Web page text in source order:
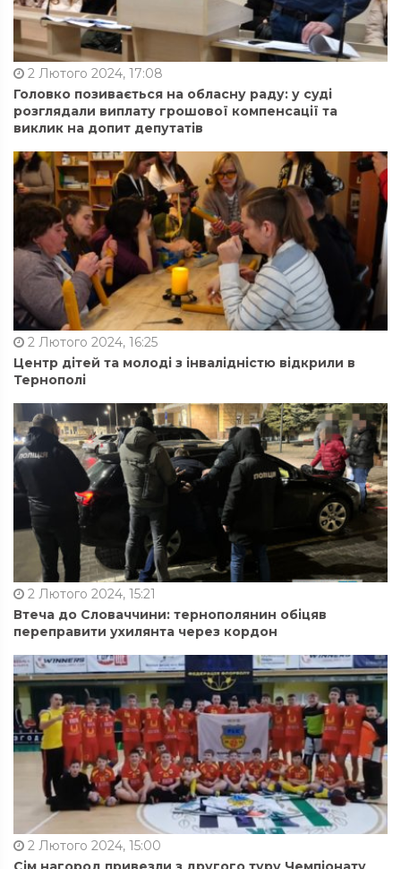
2 Лютого 2024, 17:08
Головко позивається на обласну раду: у суді
розглядали виплату грошової компенсації та
виклик на допит депутатів
2 Лютого 2024, 16:25
Центр дітей та молоді з інвалідністю відкрили в
Тернополі
2 Лютого 2024, 15:21
Втеча до Словаччини: тернополянин обіцяв
переправити ухилянта через кордон
2 Лютого 2024, 15:00